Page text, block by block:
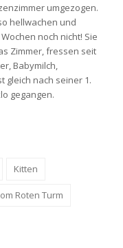
umgezogen.
hellwachen und
noch nicht! Sie
Zimmer, fressen seit
Babymilch,
gleich nach seiner 1.
gegangen.
Kitten
Roten Turm